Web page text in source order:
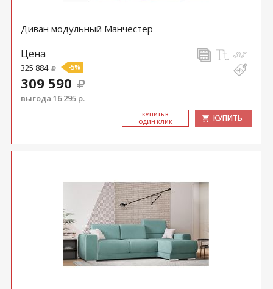
Диван модульный Манчестер
Цена
325 884 -5%
309 590
выгода 16 295 р.
КУ­ПИТЬ В
ОДИН КЛИК
КУПИТЬ